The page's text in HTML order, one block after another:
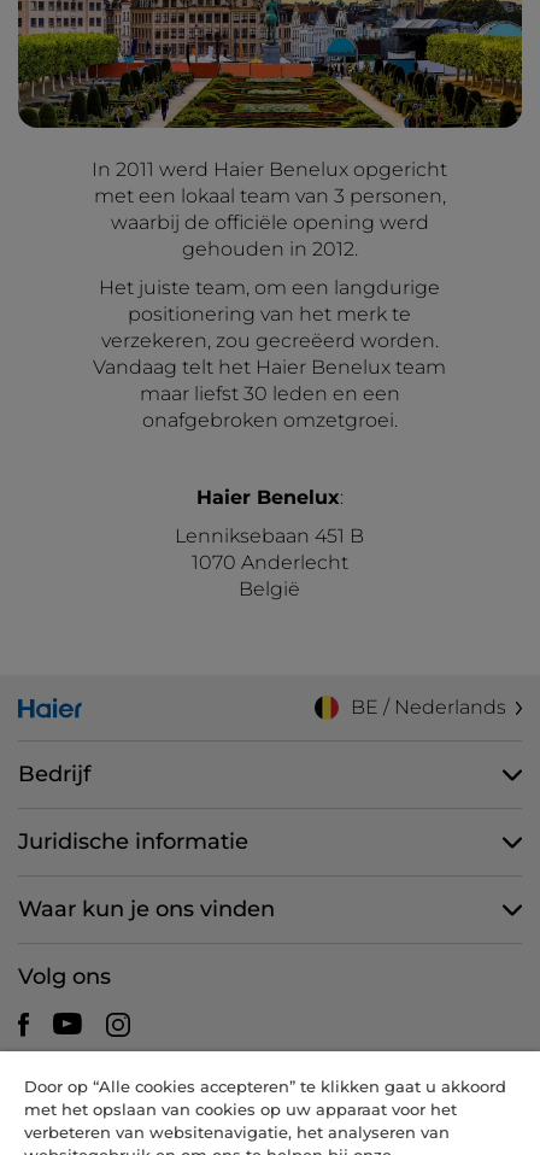
In 2011 werd Haier Benelux opgericht
met een lokaal team van 3 personen,
waarbij de officiële opening werd
gehouden in 2012.
Het juiste team, om een langdurige
positionering van het merk te
verzekeren, zou gecreëerd worden.
Vandaag telt het Haier Benelux team
maar liefst 30 leden en een
onafgebroken omzetgroei.
Haier Benelux:
Lenniksebaan 451 B
1070 Anderlecht
België
BE / Nederlands
Bedrijf
Juridische informatie
Waar kun je ons vinden
Volg ons
CANDY HOOVER GROUP S.r.I. - een eenpersoonsvennootschap -
HOOFDKANTOOR: Via Comolli, 57 - 20861 Brugherio (MB) - Italië -
ADMINISTRATIEVE KANTOREN: Via Privata Eden Fumagalli snc -
Door op “Alle cookies accepteren” te klikken gaat u akkoord
met het opslaan van cookies op uw apparaat voor het
verbeteren van websitenavigatie, het analyseren van